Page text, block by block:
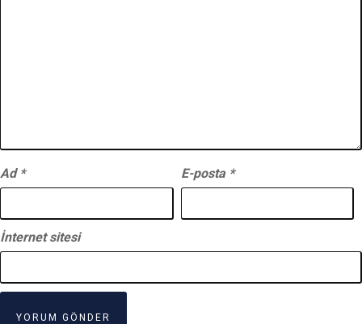
Ad * E-posta *
İnternet sitesi